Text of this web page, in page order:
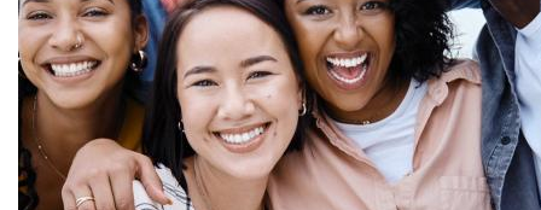
Bu içerik yapay zeka tarafından çevrilmiştir.
Orijinalini göster